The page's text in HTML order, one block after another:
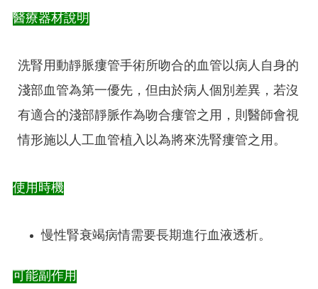
醫療器材說明
洗腎用動靜脈瘻管手術所吻合的血管以病人自身的
淺部血管為第一優先，但由於病人個別差異，若沒
有適合的淺部靜脈作為吻合瘻管之用，則醫師會視
情形施以人工血管植入以為將來洗腎瘻管之用。
使用時機
慢性腎衰竭病情需要長期進行血液透析。
可能副作用